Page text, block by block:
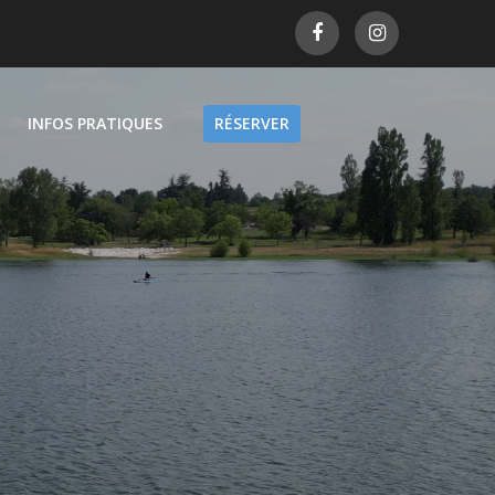
INFOS PRATIQUES RÉSERVER